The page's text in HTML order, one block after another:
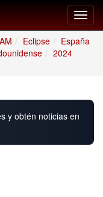
Eclipse
España
2024
y obtén noticias en